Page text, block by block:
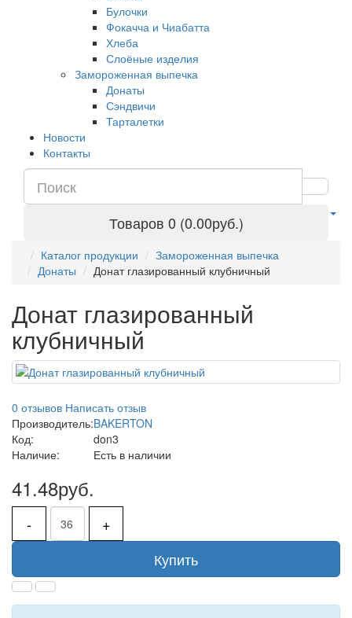
Булочки
Фокачча и Чиабатта
Хлеба
Слоёные изделия
Замороженная выпечка
Донаты
Сэндвичи
Тарталетки
Новости
Контакты
Товаров 0 (0.00руб.)
Каталог продукции
Замороженная выпечка
Донаты
Донат глазированный клубничный
Донат глазированный
клубничный
0 отзывов Написать отзыв
Производитель:BAKERTON
Код:
don3
Наличие:
Есть в наличии
41.48руб.
-
+
Купить